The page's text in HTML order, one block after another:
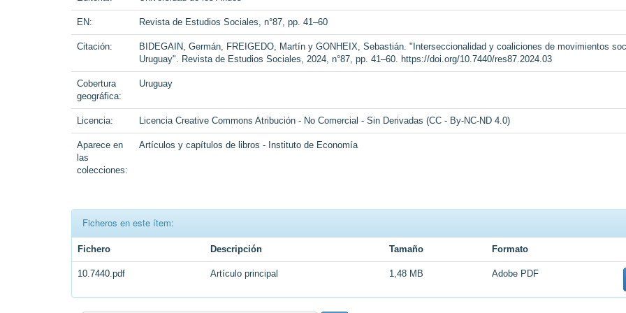
EN: Revista de Estudios Sociales, n°87, pp. 41–60
Citación:
BIDEGAIN, Germán, FREIGEDO, Martín y GONHEIX, Sebastián. "Interseccionalidad y coaliciones de movimientos
Uruguay". Revista de Estudios Sociales, 2024, n°87, pp. 41–60. https://doi.org/10.7440/res87.2024.03
Cobertura
geográfica:
Uruguay
Licencia: Licencia Creative Commons Atribución - No Comercial - Sin Derivadas (CC - By-NC-ND 4.0)
Aparece en
las
colecciones:
Artículos y capítulos de libros - Instituto de Economía
Ficheros en este ítem:
Fichero Descripción Tamaño Formato
10.7440.pdf Artículo principal 1,48 MB Adobe PDF